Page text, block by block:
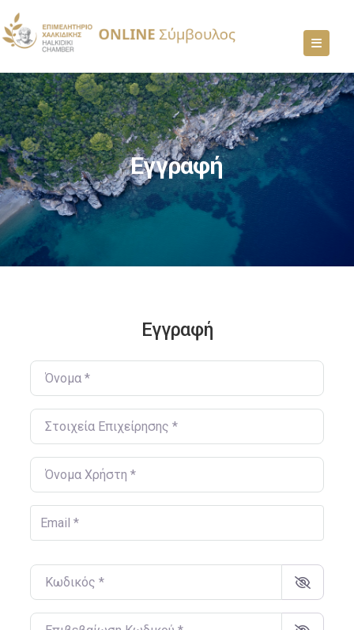
Εγγραφή
Εγγραφή
Όνομα
Στοιχεία Επιχείρησης
Όνομα Χρήστη
Email *
Κωδικός*
Επιβεβαίωση Κωδικού *